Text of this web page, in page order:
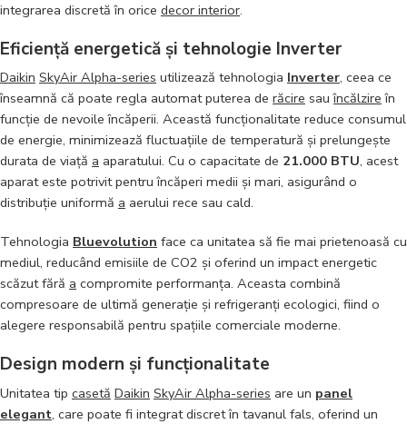
integrarea discretă în orice decor interior.
Eficiență energetică și tehnologie Inverter
Daikin SkyAir Alpha-series utilizează tehnologia Inverter, ceea ce
înseamnă că poate regla automat puterea de răcire sauîncălzire în
funcție de nevoile încăperii. Această funcționalitate reduce consumul
de energie, minimizează fluctuațiile de temperatură și prelungește
durata de viață a aparatului. Cu o capacitate de 21.000 BTU, acest
aparat este potrivit pentru încăperi medii și mari, asigurând o
distribuție uniformă a aerului rece sau cald.
Tehnologia Bluevolution face ca unitatea să fie mai prietenoasă cu
mediul, reducând emisiile de CO2 și oferind un impact energetic
scăzut fără a compromite performanța. Aceasta combină
compresoare de ultimă generație și refrigeranți ecologici, fiind o
alegere responsabilă pentru spațiile comerciale moderne.
Design modern și funcționalitate
Unitatea tip casetă Daikin SkyAir Alpha-series are un panel
elegant, care poate fi integrat discret în tavanul fals, oferind un